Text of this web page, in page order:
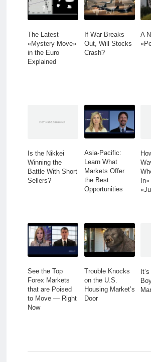
The Latest
«Mystery Move»
in the Euro
Explained
If War Breaks
Out, Will Stocks
Crash?
A
Is the Nikkei
Winning the
Battle With Short
Sellers?
Asia-Pacific:
Learn What
Markets Offer
the Best
Opportunities
See the Top
Forex Markets
that are Poised
to Move — Right
Now
Trouble Knocks
on the U.S.
Housing Market’s
Door